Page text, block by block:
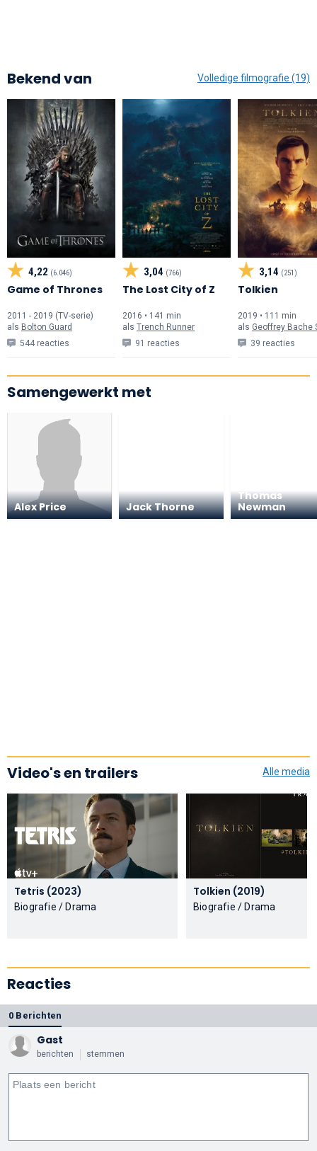
Bekend van Volledige filmografie (19)
4,22 (6.046)
Game of Thrones
2011 - 2019 (TV-serie)
als Bolton Guard
544 reacties
3,04 (766)
The Lost City of Z
2016 • 141 min
als Trench Runner
91 reacties
3,14 (251)
Tolkien
2019 • 111 min
als Geoffrey Bache
39 reacties
Samengewerkt met
Alex Price Jack Thorne
Thomas
Newman
Video's en trailers Alle media
Tetris (2023)
Biografie / Drama
Tolkien (2019)
Biografie / Drama
Reacties
0 Berichten
Gast
berichten stemmen